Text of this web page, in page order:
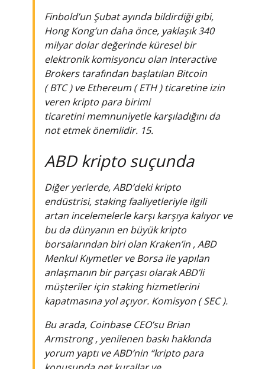
Finbold’un Şubat ayında bildirdiği gibi,
Hong Kong’un daha önce, yaklaşık 340
milyar dolar değerinde küresel bir
elektronik komisyoncu olan Interactive
Brokers tarafından başlatılan Bitcoin
( BTC ) ve Ethereum ( ETH ) ticaretine izin
veren kripto para birimi
ticaretinimemnuniyetle karşıladığını da
not etmek önemlidir. 15.
ABD kripto suçunda
Diğer yerlerde, ABD’deki kripto
endüstrisi, stakingfaaliyetleriyle ilgili
artan incelemelerle karşı karşıya kalıyor ve
bu da dünyanın en büyük kripto
borsalarından biri olan Kraken’in , ABD
Menkul Kıymetler ve Borsa ile yapılan
anlaşmanın bir parçası olarak ABD’li
müşteriler için staking hizmetlerini
kapatmasına yol açıyor. Komisyon ( SEC ).
Bu arada, CoinbaseCEO’su Brian
Armstrong , yenilenen baskı hakkında
yorum yaptı ve ABD’nin “kripto para